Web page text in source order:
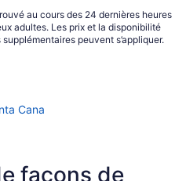
au cours des 24 dernières heures
adultes. Les prix et la disponibilité
peuvent s’appliquer.
Cana
façons de